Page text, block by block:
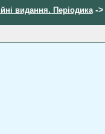
видання. Періодика->